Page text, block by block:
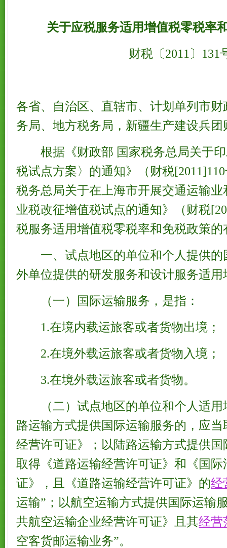
关于应税服务适用增值税零税率
财税〔2011〕131
各省、自治区、直辖市、计划单列市
务局、地方税务局，新疆生产建设兵团
根据《财政部 国家税务总局关于印
税试点方案〉的通知》（财税
税务总局关于在上海市开展交通运输
业税改征增值税试点的通知》（财税
税服务适用增值税零税率和免税政策
一、试点地区的单位和个人提供的
外单位提供的研发服务和设计服务适
（一）国际运输服务，是指：
1.在境内载运旅客或者货物出境；
2.在境外载运旅客或者货物入境；
3.在境外载运旅客或者货物。
（二）试点地区的单位和个人适用
路运输方式提供国际运输服务的，应
经营许可证》；以陆路运输方式提供
取得《道路运输经营许可证》和《国
证》，且《道路运输经营许可证》的经
运输”；以航空运输方式提供国际运输
共航空运输企业经营许可证》且其经营
空客货邮运输业务”。